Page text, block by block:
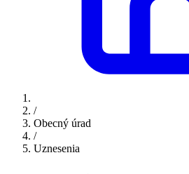
/
Obecný úrad
/
Uznesenia